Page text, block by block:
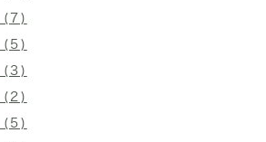
(7)
(5)
(3)
(2)
(5)